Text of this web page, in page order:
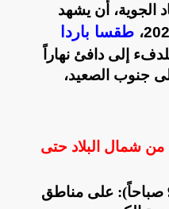
الجوية، أن يشهد
طقسا باردا
للدفء إلى دافئ نهاراً
جنوب الصعيد،
شمال البلاد حتى
​شبورة مائية (من 4 إلى 9 صباحاً): على مناطق